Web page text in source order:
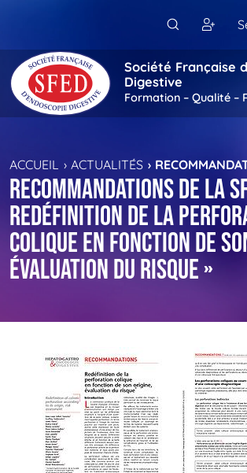
Société Française
Digestive
Formation – Qualité –
ACCUEIL ACTUALITÉS
Recommandations de la
Redéfinition de la
colique en fonction de
évaluation du risque »